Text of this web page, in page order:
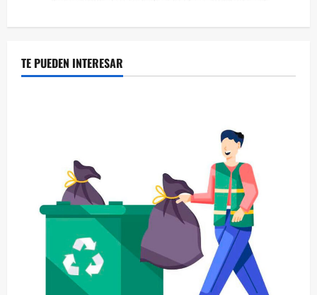
TE PUEDEN INTERESAR